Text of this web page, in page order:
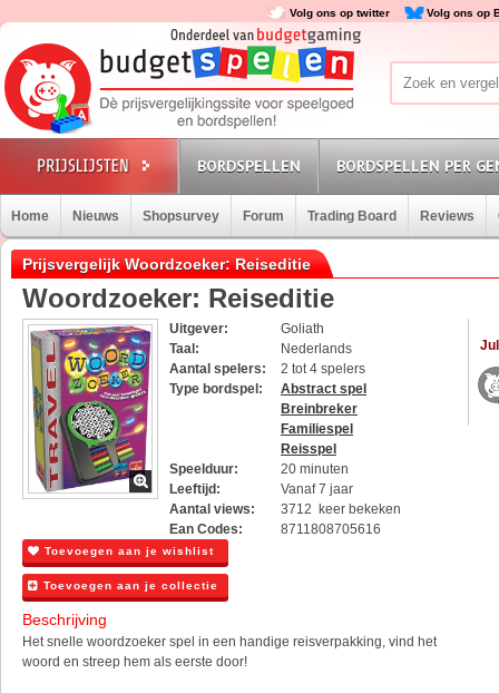
Volg ons op twitter Volg ons op
BORDSPELLEN BORDSPELLEN PER
Home Nieuws Shopsurvey Forum Trading Board Reviews
Prijsvergelijk Woordzoeker: Reiseditie
Woordzoeker: Reiseditie
Uitgever:
Goliath
Taal:
Nederlands
Aantal spelers:
2 tot 4 spelers
Type bordspel:
Abstract spel
Breinbreker
Familiespel
Reisspel
Speelduur:
20 minuten
Leeftijd:
Vanaf 7 jaar
Aantal views:
3712 keer bekeken
Ean Codes:
8711808705616
Toevoegen aan je wishlist
Toevoegen aan je collectie
Beschrijving
Het snelle woordzoeker spel in een handige reisverpakking, vind het
woord en streep hem als eerste door!